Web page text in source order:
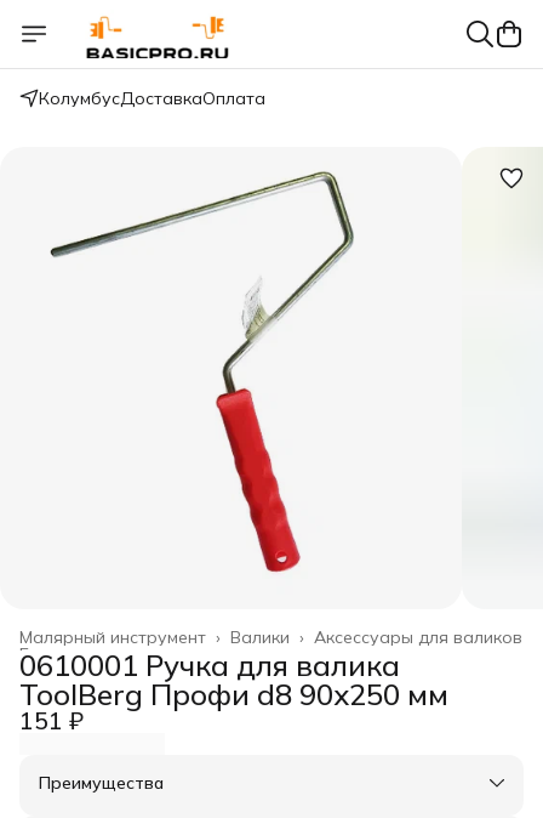
КолумбусДоставкаОплата
Аксессуары для валиков
Валики ›
Малярный инструмент ›
Главная ›
0610001 Ручка для валика
ToolBerg Профи d8 90х250 мм
151 ₽
Преимущества
Оплата частями в Сплит